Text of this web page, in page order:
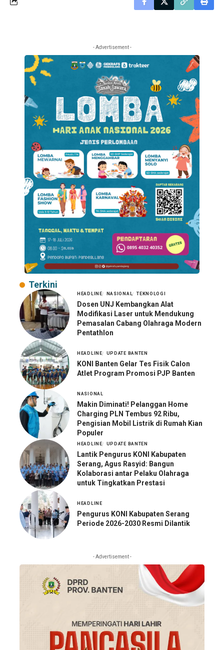
- Advertisement -
Terkini
HEADLINE NASIONAL TEKNOLOGI
Dosen UNJ Kembangkan Alat
Modifikasi Laser untuk Mendukung
Pemasalan Cabang Olahraga Modern
Pentathlon
HEADLINE UPDATE BANTEN
KONI Banten Gelar Tes Fisik Calon
Atlet Program Promosi PJP Banten
NASIONAL
Makin Diminati! Pelanggan Home
Charging PLN Tembus 92 Ribu,
Pengisian Mobil Listrik di Rumah Kian
Populer
HEADLINE UPDATE BANTEN
Lantik Pengurus KONI Kabupaten
Serang, Agus Rasyid: Bangun
Kolaborasi antar Pelaku Olahraga
untuk Tingkatkan Prestasi
HEADLINE
Pengurus KONI Kabupaten Serang
Periode 2026-2030 Resmi Dilantik
- Advertisement -